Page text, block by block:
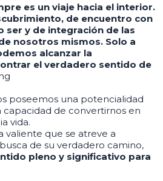
es un viaje hacia el interior.
de encuentro con
ser y de integración de las
nosotros mismos. Solo a
alcanzar la
el verdadero sentido de
poseemos una potencialidad
capacidad de convertirnos en
vida.
valiente que se atreve a
de su verdadero camino,
pleno y significativo para